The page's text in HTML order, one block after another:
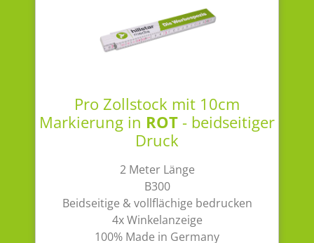
Pro Zollstock mit 10cm
Markierung in ROT- beidseitiger
Druck
2 Meter Länge
B300
Beidseitige & vollflächige bedrucken
4x Winkelanzeige
100% Made in Germany